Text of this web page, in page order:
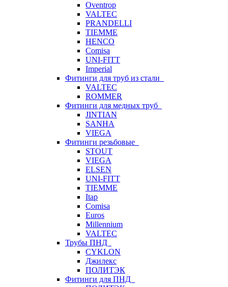
Oventrop
VALTEC
PRANDELLI
TIEMME
HENCO
Comisa
UNI-FITT
Imperial
Фитинги для труб из стали
VALTEC
ROMMER
Фитинги для медных труб
JINTIAN
SANHA
VIEGA
Фитинги резьбовые
STOUT
VIEGA
ELSEN
UNI-FITT
TIEMME
Itap
Comisa
Euros
Millennium
VALTEC
Трубы ПНД
CYKLON
Джилекс
ПОЛИТЭК
Фитинги для ПНД